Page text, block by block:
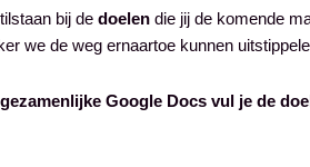
bij de doelen die jij de komende
we de weg ernaartoe kunnen
Google Docs vul je de